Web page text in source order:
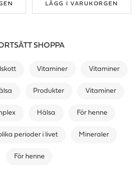
LÄGG I VARUKORGEN
SHOPPA
Vitaminer Vitaminer
Produkter Vitaminer
Hälsa För henne
perioder i livet Mineraler
För henne